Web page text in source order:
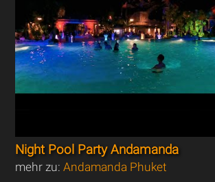
Night Pool Party Andamanda
mehr zu:Andamanda Phuket